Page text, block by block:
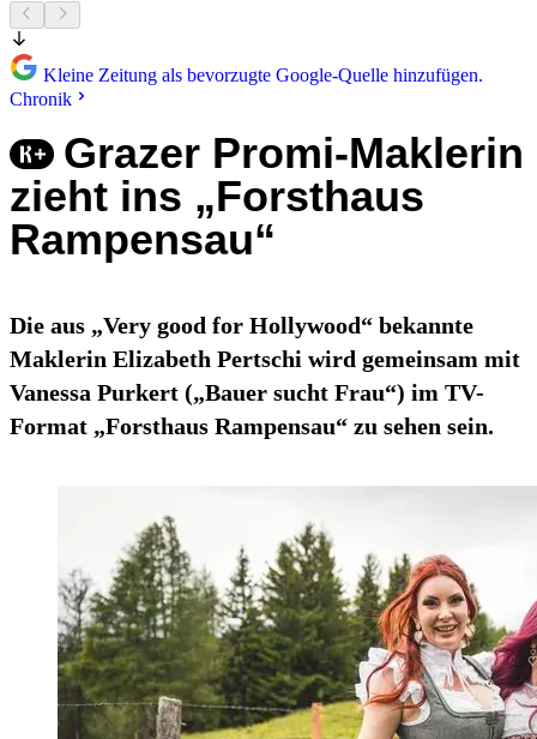
Kleine Zeitung als bevorzugte Google-Quelle hinzufügen.
Chronik
Grazer Promi-Maklerin
zieht ins „Forsthaus
Rampensau“
Die aus „Very good for Hollywood“ bekannte
Maklerin Elizabeth Pertschi wird gemeinsam mit
Vanessa Purkert („Bauer sucht Frau“) im TV-
Format „Forsthaus Rampensau“ zu sehen sein.